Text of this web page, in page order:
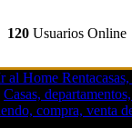
120Usuarios Online